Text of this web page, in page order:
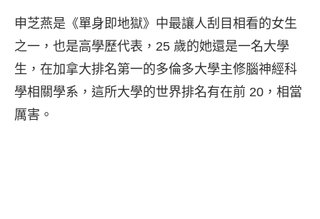
申芝燕是《單身即地獄》中最讓人刮目相看的女生
之一，也是高學歷代表，25 歲的她還是一名大學
生，在加拿大排名第一的多倫多大學主修腦神經科
學相關學系，這所大學的世界排名有在前 20，相當
厲害。